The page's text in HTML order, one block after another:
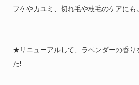
フケやカユミ、切れ毛や枝毛のケアにも。
★リニューアルして、ラベンダーの香り
た!